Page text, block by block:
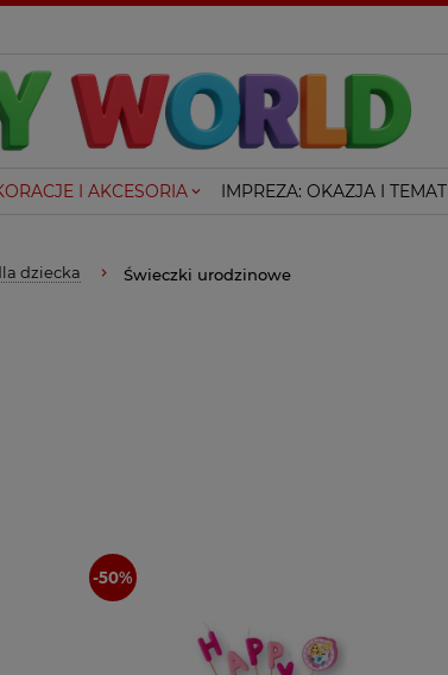
I AKCESORIA IMPREZA: OKAZJA I TEMAT
dziecka Świeczki urodzinowe